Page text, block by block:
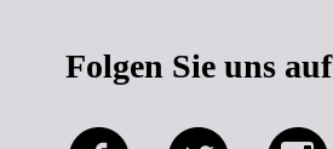
Folgen Sie uns auf